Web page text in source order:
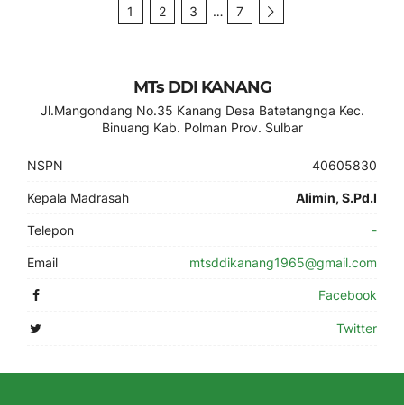
1 2 3 … 7
MTs DDI KANANG
Jl.Mangondang No.35 Kanang Desa Batetangnga Kec.
Binuang Kab. Polman Prov. Sulbar
NSPN 40605830
Kepala Madrasah Alimin, S.Pd.I
Telepon -
Email mtsddikanang1965@gmail.com
Facebook
Twitter